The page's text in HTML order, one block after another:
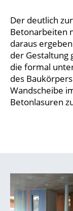
Der deutlich
Betonarbeiten
daraus
der Gestaltung
die formal
des
Wandscheibe
Betonlasuren